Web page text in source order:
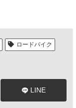
ロードバイク
LINE